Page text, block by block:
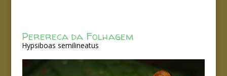
Perereca da Folhagem
Hypsiboas semilineatus